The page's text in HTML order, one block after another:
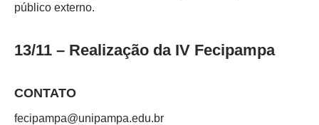
público externo.
13/11 – Realização da IV Fecipampa
CONTATO
fecipampa@unipampa.edu.br